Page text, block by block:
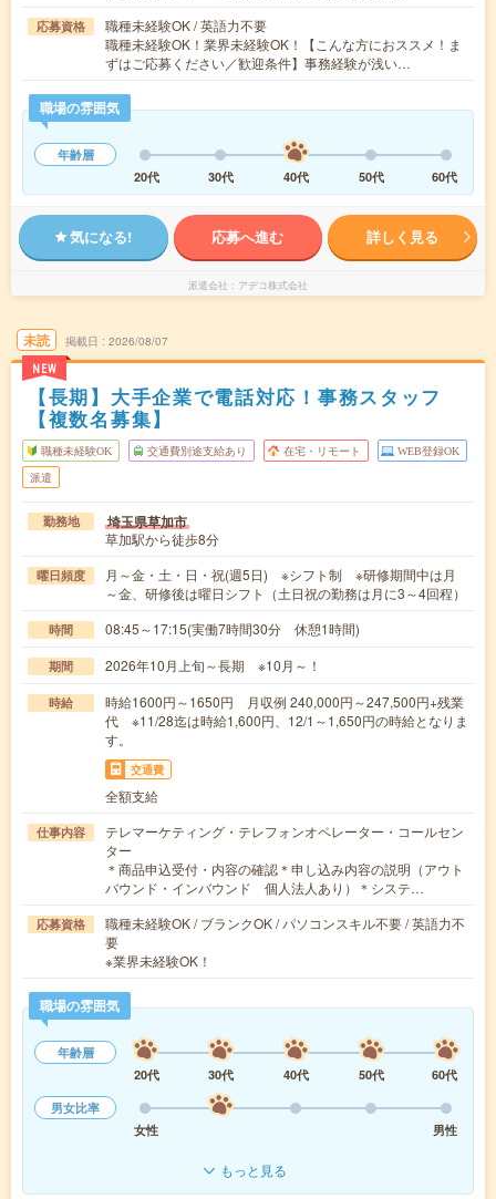
応募資格
職種未経験OK / 英語力不要
職種未経験OK！業界未経験OK！【こんな方におススメ！ま
ずはご応募ください／歓迎条件】事務経験が浅い…
職場の雰囲気
年齢層
20代
30代 40代 50代 60代
気になる! 応募へ進む 詳しく見る
派遣会社 アデコ株式会社
未読
NEW
掲載日 2026/08/07
【長期】大手企業で電話対応！事務スタッフ
【複数名募集】
職種未経験OK 交通費別途支給あり 在宅・リモート WEB登録OK
派遣
勤務地 埼玉県草加市
草加駅から徒歩8分
曜日頻度
月～金・土・日・祝(週5日) ※シフト制 ※研修期間中は月
～金、研修後は曜日シフト（土日祝の勤務は月に3～4回程）
時間 08:45～17:15(実働7時間30分 休憩1時間)
期間 2026年10月上旬～長期 ※10月～！
時給
時給1600円～1650円 月収例 240,000円～247,500円+残業
代 ※11/28迄は時給1,600円、12/1～1,650円の時給となりま
す。
交通費
全額支給
仕事内容
テレマーケティング・テレフォンオペレーター・コールセン
ター
＊商品申込受付・内容の確認＊申し込み内容の説明（アウト
バウンド・インバウンド 個人法人あり）＊システ…
応募資格
職種未経験OK / ブランクOK / パソコンスキル不要 / 英語力不
要
※業界未経験OK！
職場の雰囲気
年齢層
20代
30代 40代 50代
60代
男女比率
女性
男性
もっと見る